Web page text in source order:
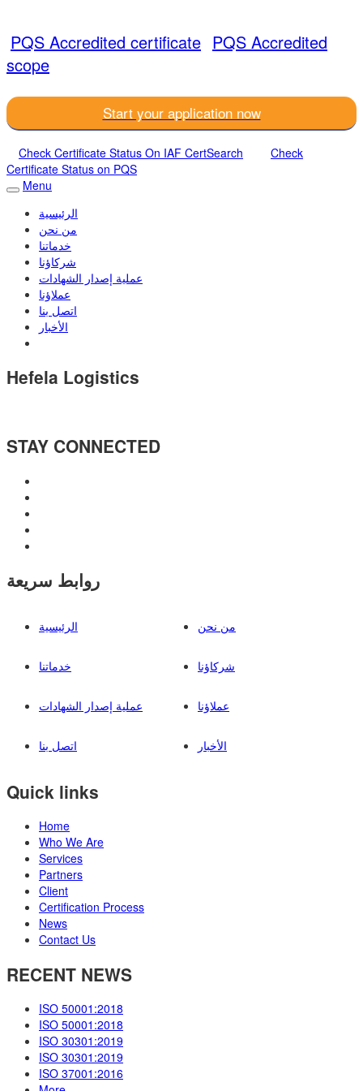
PQS Accredited certificate PQS Accredited
scope
Start your application now
Check Certificate Status On IAF CertSearch
Check
Certificate Status on PQS
Menu
الرئيسية
من نحن
خدماتنا
شركاؤنا
عملية إصدار الشهادات
عملاؤنا
اتصل بنا
الأخبار
Hefela Logistics
STAY CONNECTED
روابط سريعة
الرئيسية من نحن
خدماتنا شركاؤنا
عملية إصدار الشهادات عملاؤنا
اتصل بنا الأخبار
Quick links
Home
Who We Are
Services
Partners
Client
Certification Process
News
Contact Us
RECENT NEWS
ISO 50001:2018
ISO 50001:2018
ISO 30301:2019
ISO 30301:2019
ISO 37001:2016